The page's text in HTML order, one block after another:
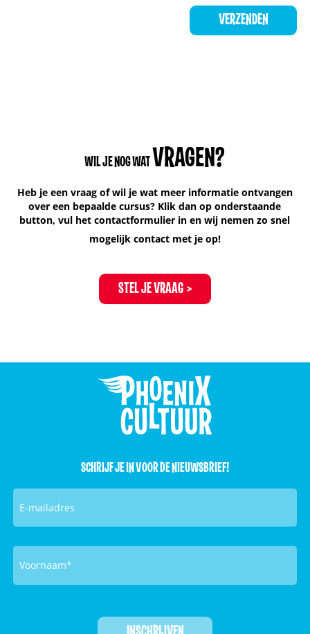
WIL JE NOG WATVRAGEN?
Heb je een vraag of wil je wat meer informatie ontvangen
over een bepaalde cursus? Klik dan op onderstaande
button, vul het contactformulier in en wij nemen zo snel
mogelijk contact met je op!
STEL JE VRAAG
SCHRIJF JE IN VOOR DE NIEUWSBRIEF!